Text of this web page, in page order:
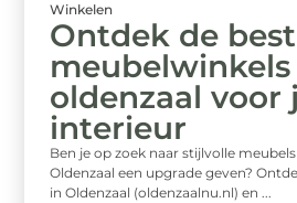
Winkelen
Ontdek de
meubelwinkels
oldenzaal voor
interieur
Ben je op zoek naar stijlvolle
Oldenzaal een upgrade geven?
in Oldenzaal (oldenzaalnu.nl) en ...